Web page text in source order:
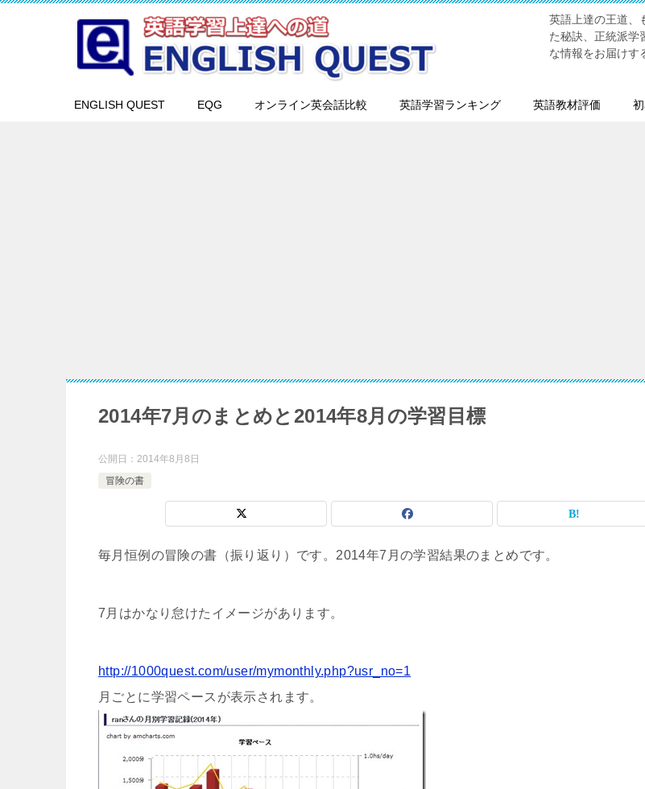
英語上達の王道、
た秘訣、正統派学
な情報をお届けす
ENGLISH QUEST EQG オンライン英会話比較 英語学習ランキング 英語教材評価
2014年7月のまとめと2014年8月の学習目標
公開日： 2014年8月8日
冒険の書
毎月恒例の冒険の書（振り返り）です。2014年7月の学習結果のまとめです。
7月はかなり怠けたイメージがあります。
http://1000quest.com/user/mymonthly.php?usr_no=1
月ごとに学習ペースが表示されます。